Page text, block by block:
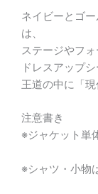
ネイビーとゴ
は、
ステージやフォ
ドレスアップ
王道の中に「
注意書き
※ジャケット単
※シャツ・小物